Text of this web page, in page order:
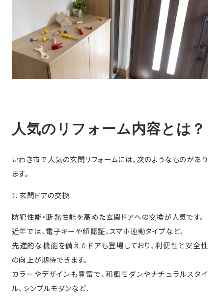
人気のリフォーム内容とは？
いわき市で人気の玄関リフォームには、次のようなものがあり
ます。
1. 玄関ドアの交換
防犯性能・断熱性能を高めた玄関ドアへの交換が人気です。
近年では、電子キーや顔認証、スマホ連動タイプなど、
先進的な機能を備えたドアも登場しており、利便性と安全性
の向上が期待できます。
カラーやデザインも豊富で、和風モダンやナチュラルスタイ
ル、シンプルモダンなど、